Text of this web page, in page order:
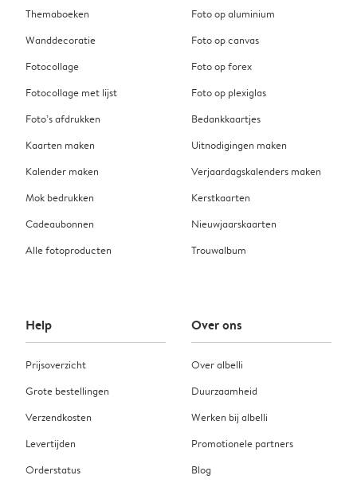
Themaboeken
Wanddecoratie
Fotocollage
Fotocollage met lijst
Foto’s afdrukken
Kaarten maken
Kalender maken
Mok bedrukken
Cadeaubonnen
Alle fotoproducten
Foto op aluminium
Foto op canvas
Foto op forex
Foto op plexiglas
Bedankkaartjes
Uitnodigingen maken
Verjaardagskalenders maken
Kerstkaarten
Nieuwjaarskaarten
Trouwalbum
Help
Prijsoverzicht
Grote bestellingen
Verzendkosten
Levertijden
Orderstatus
Over ons
Over albelli
Duurzaamheid
Werken bij albelli
Promotionele partners
Blog